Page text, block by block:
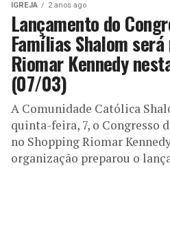
IGREJA 2 anos ago
Lançamento do
Famílias Shalom será
Riomar Kennedy
(07/03)
A Comunidade Católica
quinta-feira, 7, o Congresso
no Shopping Riomar
organização preparou o